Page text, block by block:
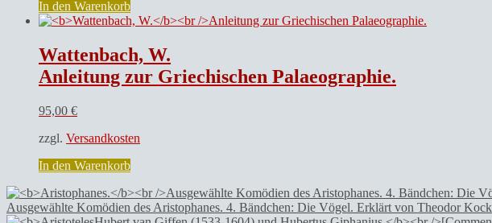
In den Warenkorb
Wattenbach, W.
Anleitung zur Griechischen Palaeographie.
95,00 €
zzgl. Versandkosten
In den Warenkorb
Ausgewählte Komödien des Aristophanes. 4. Bändchen: Die Vögel. Erklärt von Theodor